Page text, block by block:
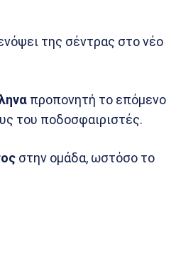
της σέντρας στο νέο
προπονητή το επόμενο
του ποδοσφαιριστές.
στην ομάδα, ωστόσο το